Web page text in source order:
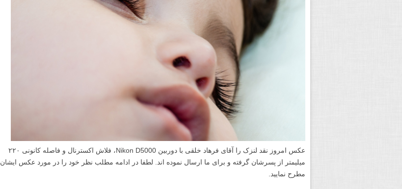
عکس امروز نقد لنزک را آقای فرهاد خلقی با دوربین Nikon D5000، فلاش اکسترنال و فاصله کانونی ۲۲۰
میلیمتر از پسرشان گرفته و برای ما ارسال نموده اند. لطفا در ادامه مطلب نظر خود را در مورد عکس ایشان
مطرح نمایید.